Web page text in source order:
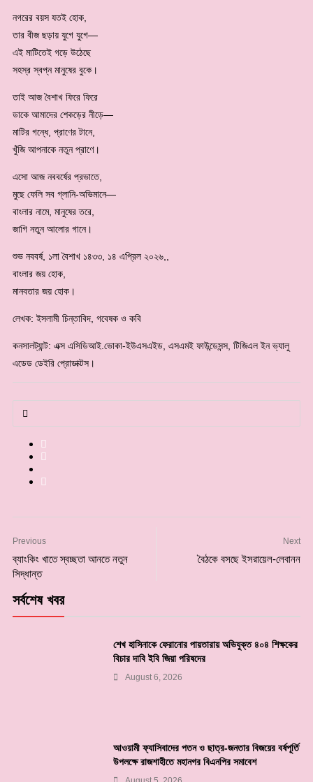
নগরের বয়স যতই হোক,
তার বীজ ছড়ায় যুগে যুগে—
এই মাটিতেই গড়ে উঠেছে
সহস্র স্বপ্ন মানুষের বুকে।
তাই আজ বৈশাখ ফিরে ফিরে
ডাকে আমাদের শেকড়ের নীড়ে—
মাটির গন্ধে, প্রাণের টানে,
খুঁজি আপনাকে নতুন প্রাণে।
এসো আজ নববর্ষের প্রভাতে,
মুছে ফেলি সব গ্লানি-অভিমানে—
বাংলার নামে, মানুষের তরে,
জাগি নতুন আলোর গানে।
শুভ নববর্ষ, ১লা বৈশাখ ১৪৩৩, ১৪ এপ্রিল ২০২৬,,
বাংলার জয় হোক,
মানবতার জয় হোক।
লেখক: ইসলামী চিন্তাবিদ, গবেষক ও কবি
কনসালট্যান্ট: এক্স এসিডিআই.ভোকা-ইউএসএইড, এসএমই ফাউন্ডেসন্স, টিজিএল ইন ভ্যালু
এডেড ডেইরি প্রোডাক্টস।
Previous
ব্যাংকিং খাতে স্বচ্ছতা আনতে নতুন
সিদ্ধান্ত
Next
বৈঠকে বসছে ইসরায়েল-লেবানন
সর্বশেষ খবর
শেখ হাসিনাকে ফেরানোর পায়তারায় অভিযুক্ত ৪০৪ শিক্ষকের
বিচার দাবি ইবি জিয়া পরিষদের
August 6, 2026
আওয়ামী ফ্যাসিবাদের পতন ও ছাত্র-জনতার বিজয়ের বর্ষপূর্তি
উপলক্ষে রাজশাহীতে মহানগর বিএনপির সমাবেশ